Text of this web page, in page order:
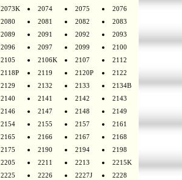
2073K 2074 2075
2076
2080 2081 2082
2083
2089 2091 2092
2093
2096 2097 2099
2100
2105 2106K 2107
2112
2118P 2119 2120P
2122
2129 2132 2133
2134B
2140 2141 2142
2143
2146 2147 2148
2149
2154 2155 2157
2161
2165 2166 2167
2168
2175 2190 2194
2198
2205 2211 2213
2215K
2225 2226 2227J
2228